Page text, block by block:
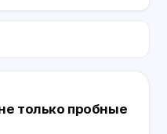
только пробные